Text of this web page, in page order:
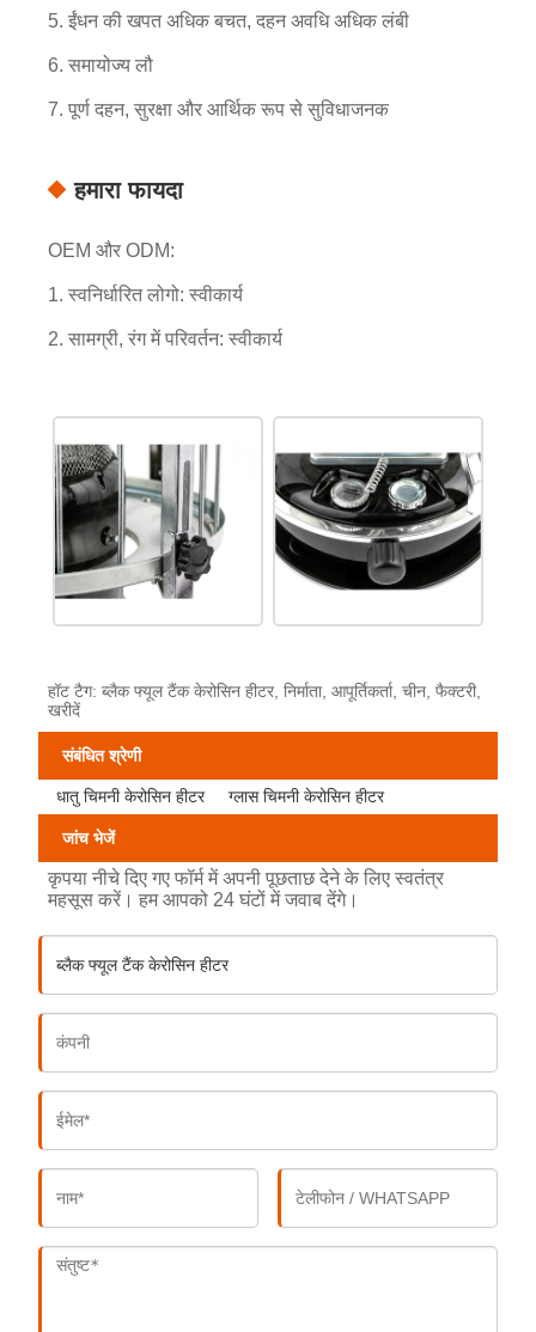
5. ईंधन की खपत अधिक बचत, दहन अवधि अधिक लंबी
6. समायोज्य लौ
7. पूर्ण दहन, सुरक्षा और आर्थिक रूप से सुविधाजनक
हमारा फायदा
OEM और ODM:
1. स्वनिर्धारित लोगो: स्वीकार्य
2. सामग्री, रंग में परिवर्तन: स्वीकार्य
हॉट टैग: ब्लैक फ्यूल टैंक केरोसिन हीटर, निर्माता, आपूर्तिकर्ता, चीन, फैक्टरी,
खरीदें
संबंधित श्रेणी
धातु चिमनी केरोसिन हीटर ग्लास चिमनी केरोसिन हीटर
जांच भेजें
कृपया नीचे दिए गए फॉर्म में अपनी पूछताछ देने के लिए स्वतंत्र
महसूस करें। हम आपको 24 घंटों में जवाब देंगे।